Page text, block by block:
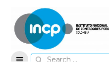
Search
for: